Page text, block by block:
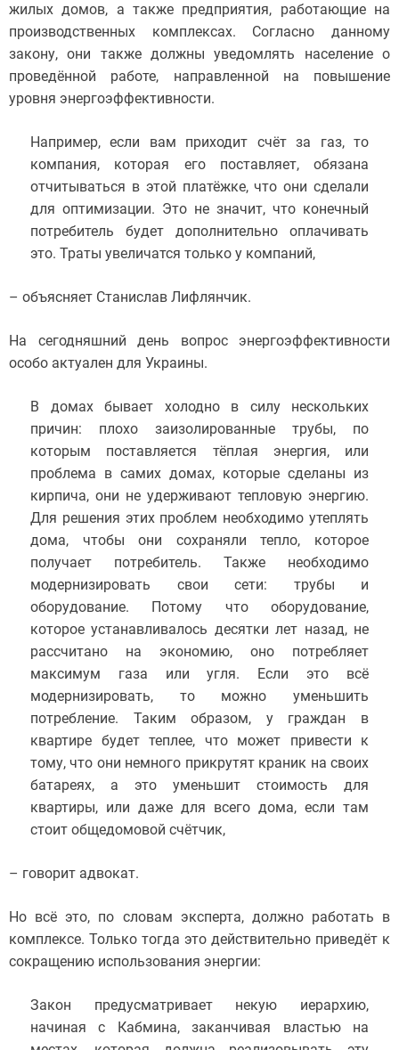
жилых домов, а также предприятия, работающие на
производственных комплексах. Согласно данному
закону, они также должны уведомлять население о
проведённой работе, направленной на повышение
уровня энергоэффективности.
Например, если вам приходит счёт за газ, то
компания, которая его поставляет, обязана
отчитываться в этой платёжке, что они сделали
для оптимизации. Это не значит, что конечный
потребитель будет дополнительно оплачивать
это. Траты увеличатся только у компаний,
– объясняет Станислав Лифлянчик.
На сегодняшний день вопрос энергоэффективности
особо актуален для Украины.
В домах бывает холодно в силу нескольких
причин: плохо заизолированные трубы, по
которым поставляется тёплая энергия, или
проблема в самих домах, которые сделаны из
кирпича, они не удерживают тепловую энергию.
Для решения этих проблем необходимо утеплять
дома, чтобы они сохраняли тепло, которое
получает потребитель. Также необходимо
модернизировать свои сети: трубы и
оборудование. Потому что оборудование,
которое устанавливалось десятки лет назад, не
рассчитано на экономию, оно потребляет
максимум газа или угля. Если это всё
модернизировать, то можно уменьшить
потребление. Таким образом, у граждан в
квартире будет теплее, что может привести к
тому, что они немного прикрутят краник на своих
батареях, а это уменьшит стоимость для
квартиры, или даже для всего дома, если там
стоит общедомовой счётчик,
– говорит адвокат.
Но всё это, по словам эксперта, должно работать в
комплексе. Только тогда это действительно приведёт к
сокращению использования энергии:
Закон предусматривает некую иерархию,
начиная с Кабмина, заканчивая властью на